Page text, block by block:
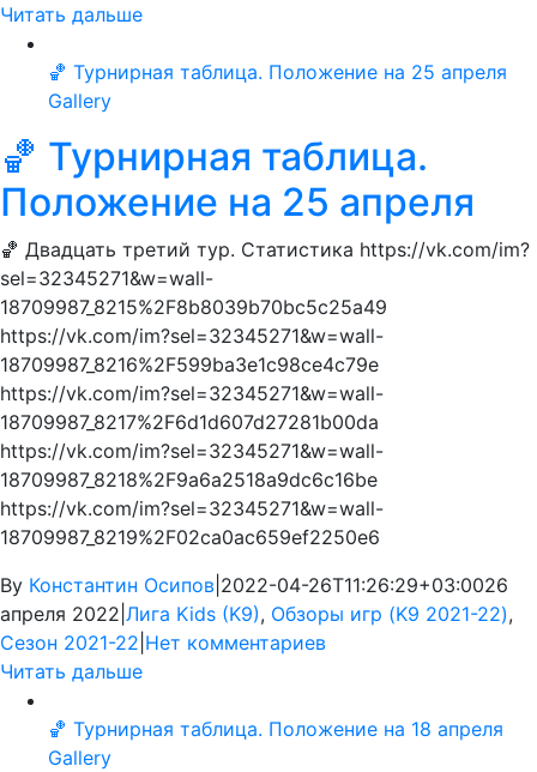
Читать дальше
🏀 Турнирная таблица. Положение на 25 апреля
Gallery
🏀 Турнирная таблица.
Положение на 25 апреля
🏀 Двадцать третий тур. Статистика https://vk.com/im?
sel=32345271&w=wall-
18709987_8215%2F8b8039b70bc5c25a49
https://vk.com/im?sel=32345271&w=wall-
18709987_8216%2F599ba3e1c98ce4c79e
https://vk.com/im?sel=32345271&w=wall-
18709987_8217%2F6d1d607d27281b00da
https://vk.com/im?sel=32345271&w=wall-
18709987_8218%2F9a6a2518a9dc6c16be
https://vk.com/im?sel=32345271&w=wall-
18709987_8219%2F02ca0ac659ef2250e6
By Константин Осипов 2022-04-26T11:26:29+03:0026
апреля 2022 Лига Kids (K9), Обзоры игр (K9 2021-22),
Сезон 2021-22 Нет комментариев
Читать дальше
🏀 Турнирная таблица. Положение на 18 апреля
Gallery